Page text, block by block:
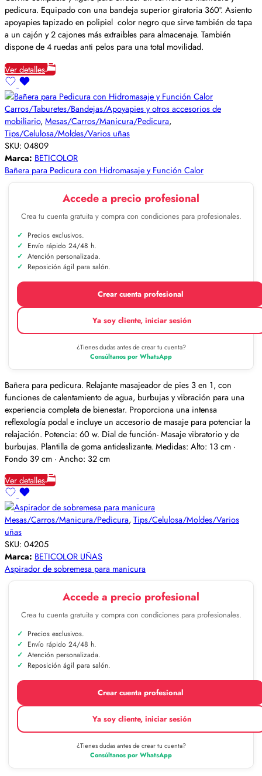
pedicura. Equipado con una bandeja superior giratoria 360º. Asiento
apoyapies tapizado en polipiel color negro que sirve también de tapa
a un cajón y 2 cajones más extraibles para almacenaje. También
dispone de 4 ruedas anti pelos para una total movilidad.
Ver detalles
Carros/Taburetes/Bandejas/Apoyapies y otros accesorios de
mobiliario, Mesas/Carros/Manicura/Pedicura,
Tips/Celulosa/Moldes/Varios uñas
SKU: 04809
Marca: BETICOLOR
Bañera para Pedicura con Hidromasaje y Función Calor
Accede a precio profesional
Crea tu cuenta gratuita y compra con condiciones para profesionales.
Precios exclusivos.
Envío rápido 24/48 h.
Atención personalizada.
Reposición ágil para salón.
Crear cuenta profesional
Ya soy cliente, iniciar sesión
¿Tienes dudas antes de crear tu cuenta?
Consúltanos por WhatsApp
Bañera para pedicura. Relajante masajeador de pies 3 en 1, con
funciones de calentamiento de agua, burbujas y vibración para una
experiencia completa de bienestar. Proporciona una intensa
reflexología podal e incluye un accesorio de masaje para potenciar la
relajación. Potencia: 60 w. Dial de función- Masaje vibratorio y de
burbujas. Plantilla de goma antideslizante. Medidas: Alto: 13 cm ·
Fondo 39 cm · Ancho: 32 cm
Ver detalles
Mesas/Carros/Manicura/Pedicura, Tips/Celulosa/Moldes/Varios
uñas
SKU: 04205
Marca: BETICOLOR UÑAS
Aspirador de sobremesa para manicura
Accede a precio profesional
Crea tu cuenta gratuita y compra con condiciones para profesionales.
Precios exclusivos.
Envío rápido 24/48 h.
Atención personalizada.
Reposición ágil para salón.
Crear cuenta profesional
Ya soy cliente, iniciar sesión
¿Tienes dudas antes de crear tu cuenta?
Consúltanos por WhatsApp